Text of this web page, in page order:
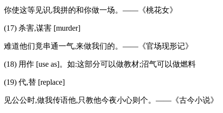
你使这等见识,我拼的和你做一场。——《桃花女》
(17) 杀害,谋害 [murder]
难道他们竟串通一气,来做我们的。——《官场现形记》
(18) 用作 [use as]。如:这部分可以做教材;沼气可以做燃料
(19) 代,替 [replace]
见公公时,做我传语他,只教他今夜小心则个。——《古今小说》